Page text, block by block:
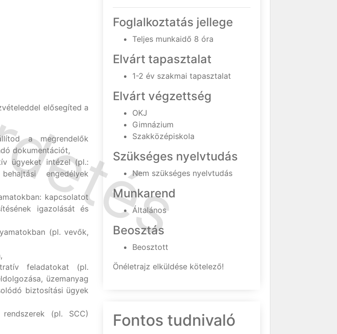
elősegíted a
a megrendelők
dokumentációt,
ügyeket intézel (pl.:
engedélyek
kapcsolatot
igazolását és
(pl. vevők,
feladatokat (pl.
üzemanyag
biztosítási ügyek
(pl. SCC)
Foglalkoztatás jellege
Teljes munkaidő 8 óra
Elvárt tapasztalat
1-2 év szakmai tapasztalat
Elvárt végzettség
OKJ
Gimnázium
Szakközépiskola
Szükséges nyelvtudás
Nem szükséges nyelvtudás
Munkarend
Általános
Beosztás
Beosztott
Önéletrajz elküldése kötelező!
Fontos tudnivaló